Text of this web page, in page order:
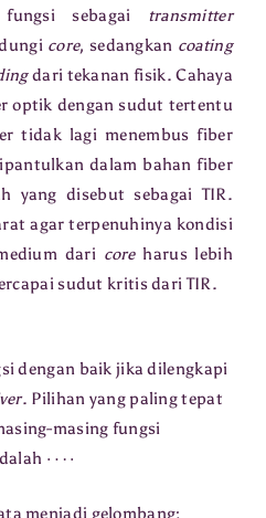
sebagai transmitter
core, sedangkan coating
dari tekanan fisik. Cahaya
optik dengan sudut tertentu
tidak lagi menembus fiber
dalam bahan fiber
yang disebut sebagai TIR.
agar terpenuhinya kondisi
dari coreharus lebih
sudut kritis dari TIR.
dengan baik jika dilengkapi
. Pilihan yang paling tepat
masing fungsi
menjadi gelombang;